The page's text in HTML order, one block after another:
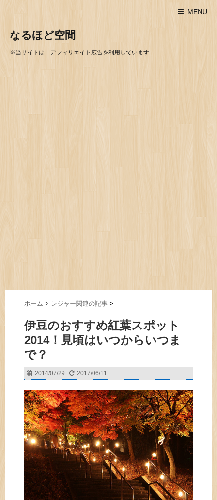
MENU
なるほど空間
※当サイトは、アフィリエイト広告を利用しています
ホーム > レジャー関連の記事 >
伊豆のおすすめ紅葉スポット
2014！見頃はいつからいつま
で？
2014/07/29 2017/06/11